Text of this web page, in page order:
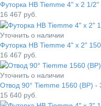
Футорка НВ Tiemme 4" x 2 1/2"
16 467 руб.
Уточнить о наличии
Футорка НВ Tiemme 4" x 2"
16 467 руб.
Уточнить о наличии
Отвод 90° Tiemme 1560 (ВР) -
15 640 руб.